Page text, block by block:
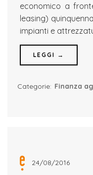
economico a
leasing)
impianti e
LEGGI →
Categorie: Finanza
24/08/2016